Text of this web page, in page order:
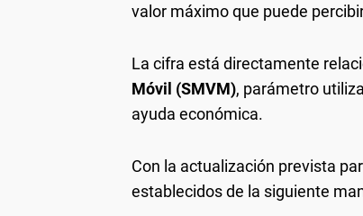
valor máximo que puede
La cifra está directamente
Móvil (SMVM), parámetro
ayuda económica.
Con la actualización prevista
establecidos de la siguiente